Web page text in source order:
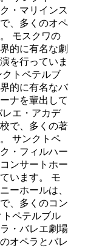
・マリインス
、多くのオペ
モスクワの
的に有名な劇
を行っていま
トペテルブ
的に有名なバ
ナを輩出して
エ・アカデ
で、多くの著
サンクトペ
・フィルハー
ンサートホー
います。 モ
ーホールは、
、多くのコン
ペテルブル
・バレエ劇場
オペラとバレ